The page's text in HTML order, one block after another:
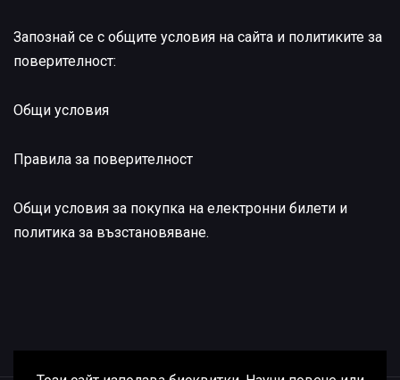
Запознай се с общите условия на сайта и политиките за
поверителност:
Общи условия
Правила за поверителност
Общи условия за покупка на електронни билети и
политика за възстановяване.